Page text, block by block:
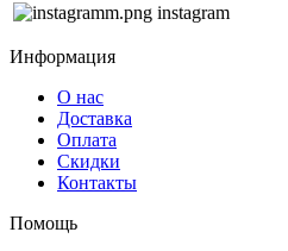
instagram
Информация
О нас
Доставка
Оплата
Скидки
Контакты
Помощь